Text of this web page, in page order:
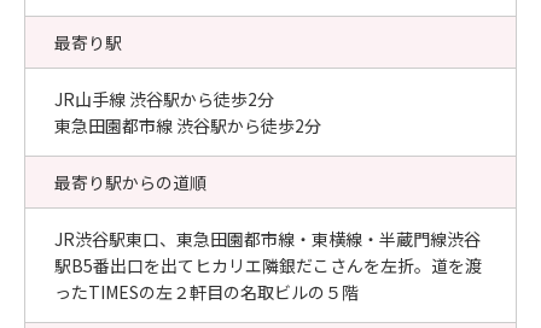
最寄り駅
JR山手線 渋谷駅から徒歩2分
東急田園都市線 渋谷駅から徒歩2分
最寄り駅からの道順
JR渋谷駅東口、東急田園都市線・東横線・半蔵門線渋谷
駅B5番出口を出てヒカリエ隣銀だこさんを左折。道を渡
ったTIMESの左２軒目の名取ビルの５階